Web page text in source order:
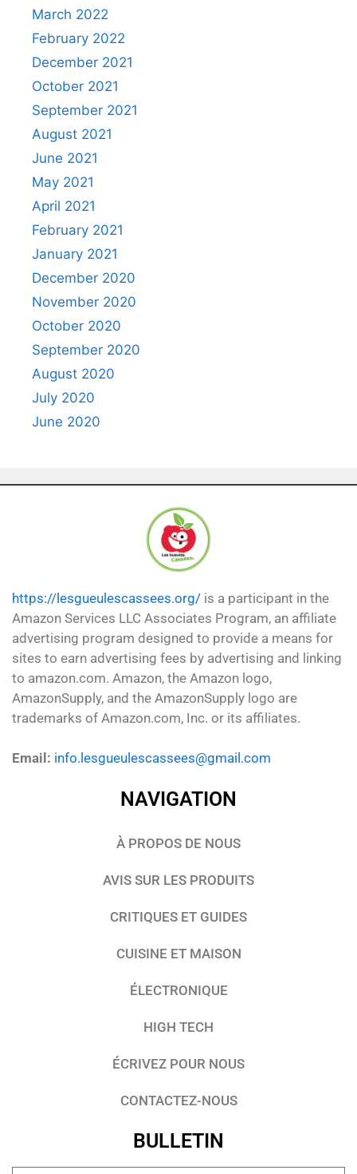
March 2022
February 2022
December 2021
October 2021
September 2021
August 2021
June 2021
May 2021
April 2021
February 2021
January 2021
December 2020
November 2020
October 2020
September 2020
August 2020
July 2020
June 2020
https://lesgueulescassees.org/ is a participant in the
Amazon Services LLC Associates Program, an affiliate
advertising program designed to provide a means for
sites to earn advertising fees by advertising and linking
to amazon.com. Amazon, the Amazon logo,
AmazonSupply, and the AmazonSupply logo are
trademarks of Amazon.com, Inc. or its affiliates.
Email: info.lesgueulescassees@gmail.com
NAVIGATION
À PROPOS DE NOUS
AVIS SUR LES PRODUITS
CRITIQUES ET GUIDES
CUISINE ET MAISON
ÉLECTRONIQUE
HIGH TECH
ÉCRIVEZ POUR NOUS
CONTACTEZ-NOUS
BULLETIN